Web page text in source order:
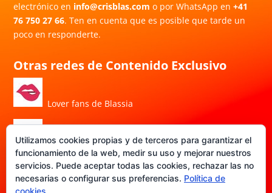
electrónico en info@crisblas.com o por WhatsApp en+41
76 750 27 66. Ten en cuenta que es posible que tarde un
poco en responderte.
Otras redes de Contenido Exclusivo
Lover fans de Blassia
Porn Hub de Blassia
DATE-FANS de Blassia
Utilizamos cookies propias y de terceros para garantizar el
funcionamiento de la web, medir su uso y mejorar nuestros
servicios. Puede aceptar todas las cookies, rechazar las no
necesarias o configurar sus preferencias. Política de
cookies